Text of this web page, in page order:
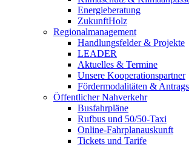
Energieberatung
ZukunftHolz
Regionalmanagement
Handlungsfelder & Projekte
LEADER
Aktuelles & Termine
Unsere Kooperationspartner
Fördermodalitäten &
Öffentlicher Nahverkehr
Busfahrpläne
Rufbus und 50/50-Taxi
Online-Fahrplanauskunft
Tickets und Tarife